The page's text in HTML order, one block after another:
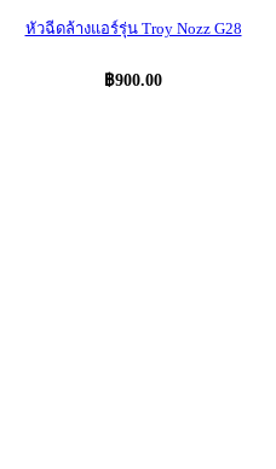
หัวฉีดล้างแอร์รุ่น Troy Nozz G28
฿900.00